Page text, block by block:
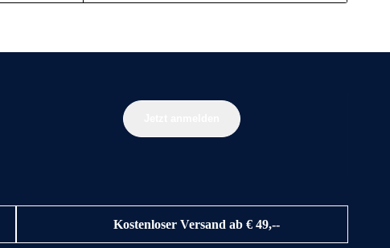
Kostenloser Versand ab € 49,--